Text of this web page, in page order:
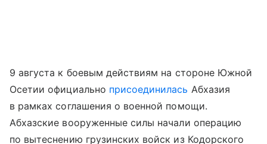
9 августа к боевым действиям на стороне Южной
Осетии официально присоединилась Абхазия
в рамках соглашения о военной помощи.
Абхазские вооруженные силы начали операцию
по вытеснению грузинских войск из Кодорского